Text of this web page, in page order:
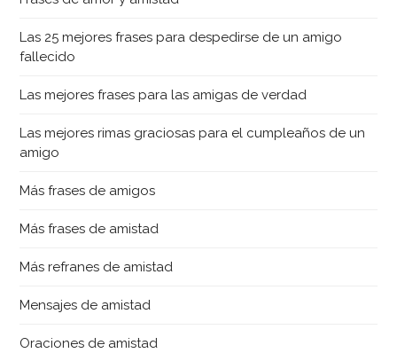
Las 25 mejores frases para despedirse de un amigo
fallecido
Las mejores frases para las amigas de verdad
Las mejores rimas graciosas para el cumpleaños de un
amigo
Más frases de amigos
Más frases de amistad
Más refranes de amistad
Mensajes de amistad
Oraciones de amistad